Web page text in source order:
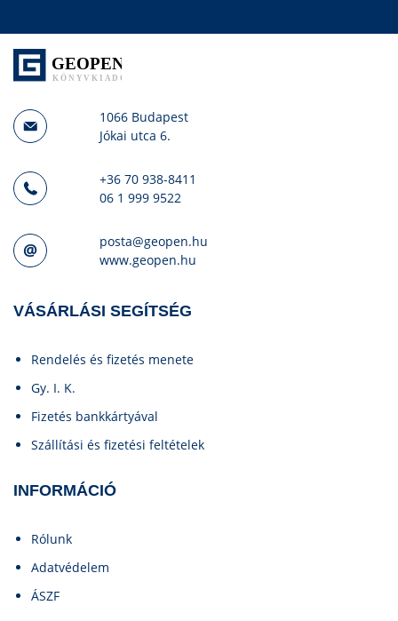
1066 Budapest
Jókai utca 6.
+36 70 938-8411
06 1 999 9522
posta@geopen.hu
www.geopen.hu
VÁSÁRLÁSI SEGÍTSÉG
Rendelés és fizetés menete
Gy. I. K.
Fizetés bankkártyával
Szállítási és fizetési feltételek
INFORMÁCIÓ
Rólunk
Adatvédelem
ÁSZF